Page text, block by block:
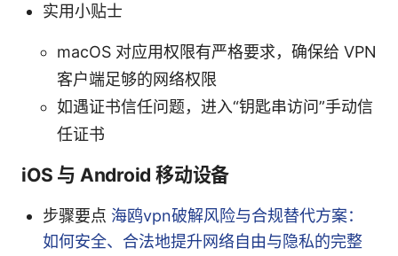
实用小贴士
macOS 对应用权限有严格要求，确保给 VPN
客户端足够的网络权限
如遇证书信任问题，进入“钥匙串访问”手动信
任证书
iOS 与 Android 移动设备
步骤要点 海鸥vpn破解风险与合规替代方案：
如何安全、合法地提升网络自由与隐私的完整